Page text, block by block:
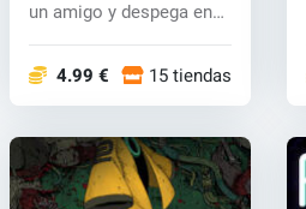
un amigo y despega en
exclusi...
4.99 € 15 tiendas